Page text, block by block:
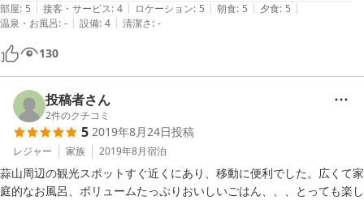
なくて、誠に申し訳ないことを致しました。
来年もできればお邪魔させて頂ければ、と思います。
部屋: 5 | 接客・サービス: 4 | ロケーション: 5 | 朝食: 5 | 夕食: 5 |
温泉・お風呂: - | 設備: 4 | 清潔さ: -
130
投稿者さん
2件のクチコミ
5 2019年8月24日投稿
レジャー 家族 2019年8月宿泊
蒜山周辺の観光スポットすぐ近くにあり、移動に便利でした。広くて家
庭的なお風呂、ボリュームたっぷりおいしいごはん、、、とっても楽し